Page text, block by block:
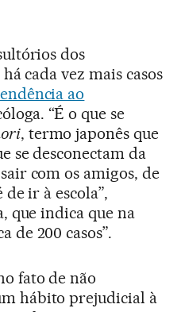
dos
cada vez mais casos
ao
“É o que se
, termo japonês que
se desconectam da
com os amigos, de
ir à escola”,
que indica que na
de 200 casos”.
fato de não
hábito prejudicial à